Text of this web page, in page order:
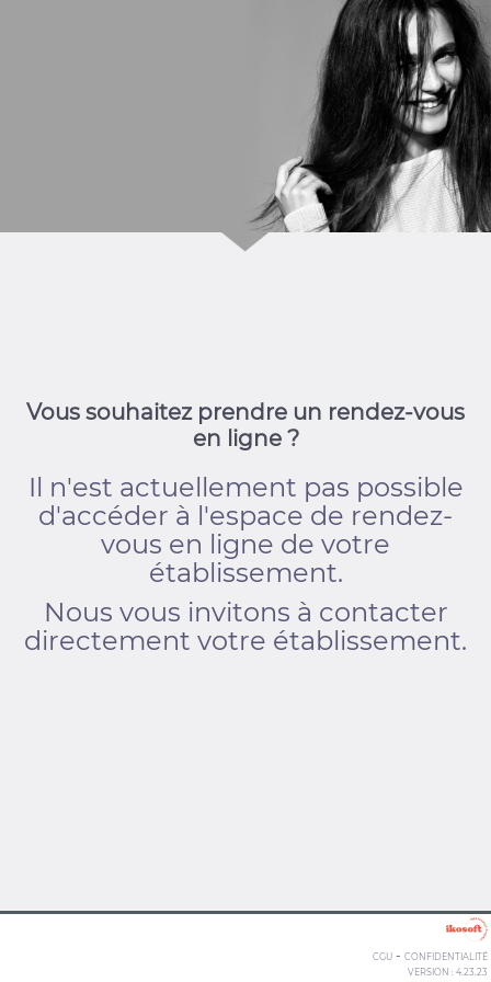
Vous souhaitez prendre un rendez-vous
en ligne ?
Il n'est actuellement pas possible
d'accéder à l'espace de rendez-
vous en ligne de votre
établissement.
Nous vous invitons à contacter
directement votre établissement.
CGU- CONFIDENTIALITÉ
VERSION : 4.23.23